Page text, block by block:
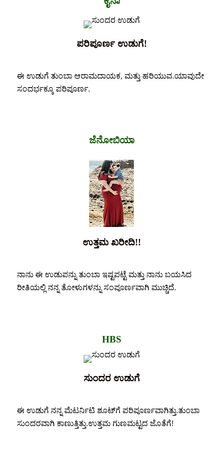
ಪರಿಪೂರ್ಣ ಉಡುಗೆ!
ಈ ಉಡುಗೆ ತುಂಬಾ ಆರಾಮದಾಯಕ, ಮತ್ತು ಹರಿಯುವ.ಯಾವುದೇ
ಸಂದರ್ಭಕ್ಕೂ ಪರಿಪೂರ್ಣ.
ಜೆನೋಬಿಯಾ
ಉತ್ತಮ ಖರೀದಿ!!
ನಾನು ಈ ಉಡುಪನ್ನು ತುಂಬಾ ಇಷ್ಟಪಟ್ಟೆ ಮತ್ತು ನಾನು ಬಯಸಿದ
ರೀತಿಯಲ್ಲಿ ನನ್ನ ತೋಳುಗಳನ್ನು ಸಂಪೂರ್ಣವಾಗಿ ಮುಚ್ಚಿದೆ.
HBS
ಸುಂದರ ಉಡುಗೆ
ಈ ಉಡುಗೆ ನನ್ನ ಮೆಟರ್ನಿಟಿ ಶೂಟ್‌ಗೆ ಪರಿಪೂರ್ಣವಾಗಿತ್ತು.ತುಂಬಾ
ಸುಂದರವಾಗಿ ಕಾಣುತ್ತಿತ್ತು.ಉತ್ತಮ ಗುಣಮಟ್ಟದ ಜೊತೆಗೆ!